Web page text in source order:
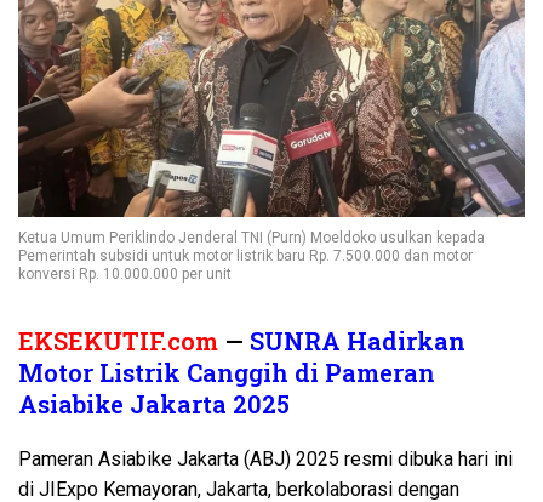
Ketua Umum Periklindo Jenderal TNI (Purn) Moeldoko usulkan kepada
Pemerintah subsidi untuk motor listrik baru Rp. 7.500.000 dan motor
konversi Rp. 10.000.000 per unit
EKSEKUTIF.com — SUNRA Hadirkan
Motor Listrik Canggih di Pameran
Asiabike Jakarta 2025
Pameran Asiabike Jakarta (ABJ) 2025 resmi dibuka hari ini
di JIExpo Kemayoran, Jakarta, berkolaborasi dengan